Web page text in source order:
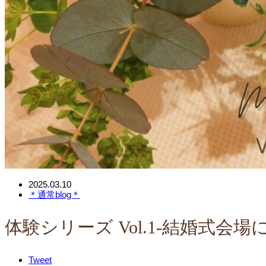
2025.03.10
＊通常blog＊
体験シリーズ Vol.1-結婚式会場
Tweet